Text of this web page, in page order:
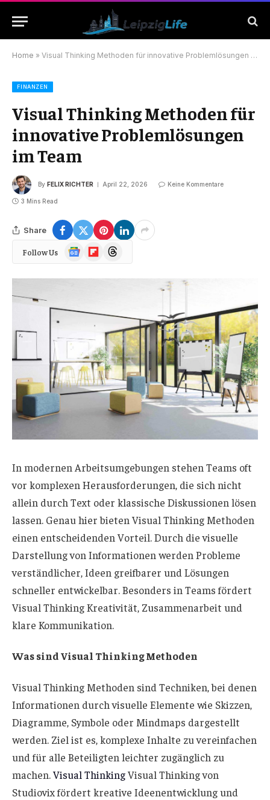
Home » Visual Thinking Methoden für innovative Problemlösungen im Team
FINANZEN
Visual Thinking Methoden für
innovative Problemlösungen
im Team
By FELIX RICHTER April 22, 2026 Keine Kommentare
3 Mins Read
Share
Follow Us
Google
News
FlipboardThreads
In modernen Arbeitsumgebungen stehen Teams oft
vor komplexen Herausforderungen, die sich nicht
allein durch Text oder klassische Diskussionen lösen
lassen. Genau hier bieten Visual Thinking Methoden
einen entscheidenden Vorteil. Durch die visuelle
Darstellung von Informationen werden Probleme
verständlicher, Ideen greifbarer und Lösungen
schneller entwickelbar. Besonders in Teams fördert
Visual Thinking Kreativität, Zusammenarbeit und
klare Kommunikation.
Was sind Visual Thinking Methoden
Visual Thinking Methoden sind Techniken, bei denen
Informationen durch visuelle Elemente wie Skizzen,
Diagramme, Symbole oder Mindmaps dargestellt
werden. Ziel ist es, komplexe Inhalte zu vereinfachen
und für alle Beteiligten leichter zugänglich zu
machen.Visual ThinkingVisual Thinking von
Studiovix fördert kreative Ideenentwicklung und